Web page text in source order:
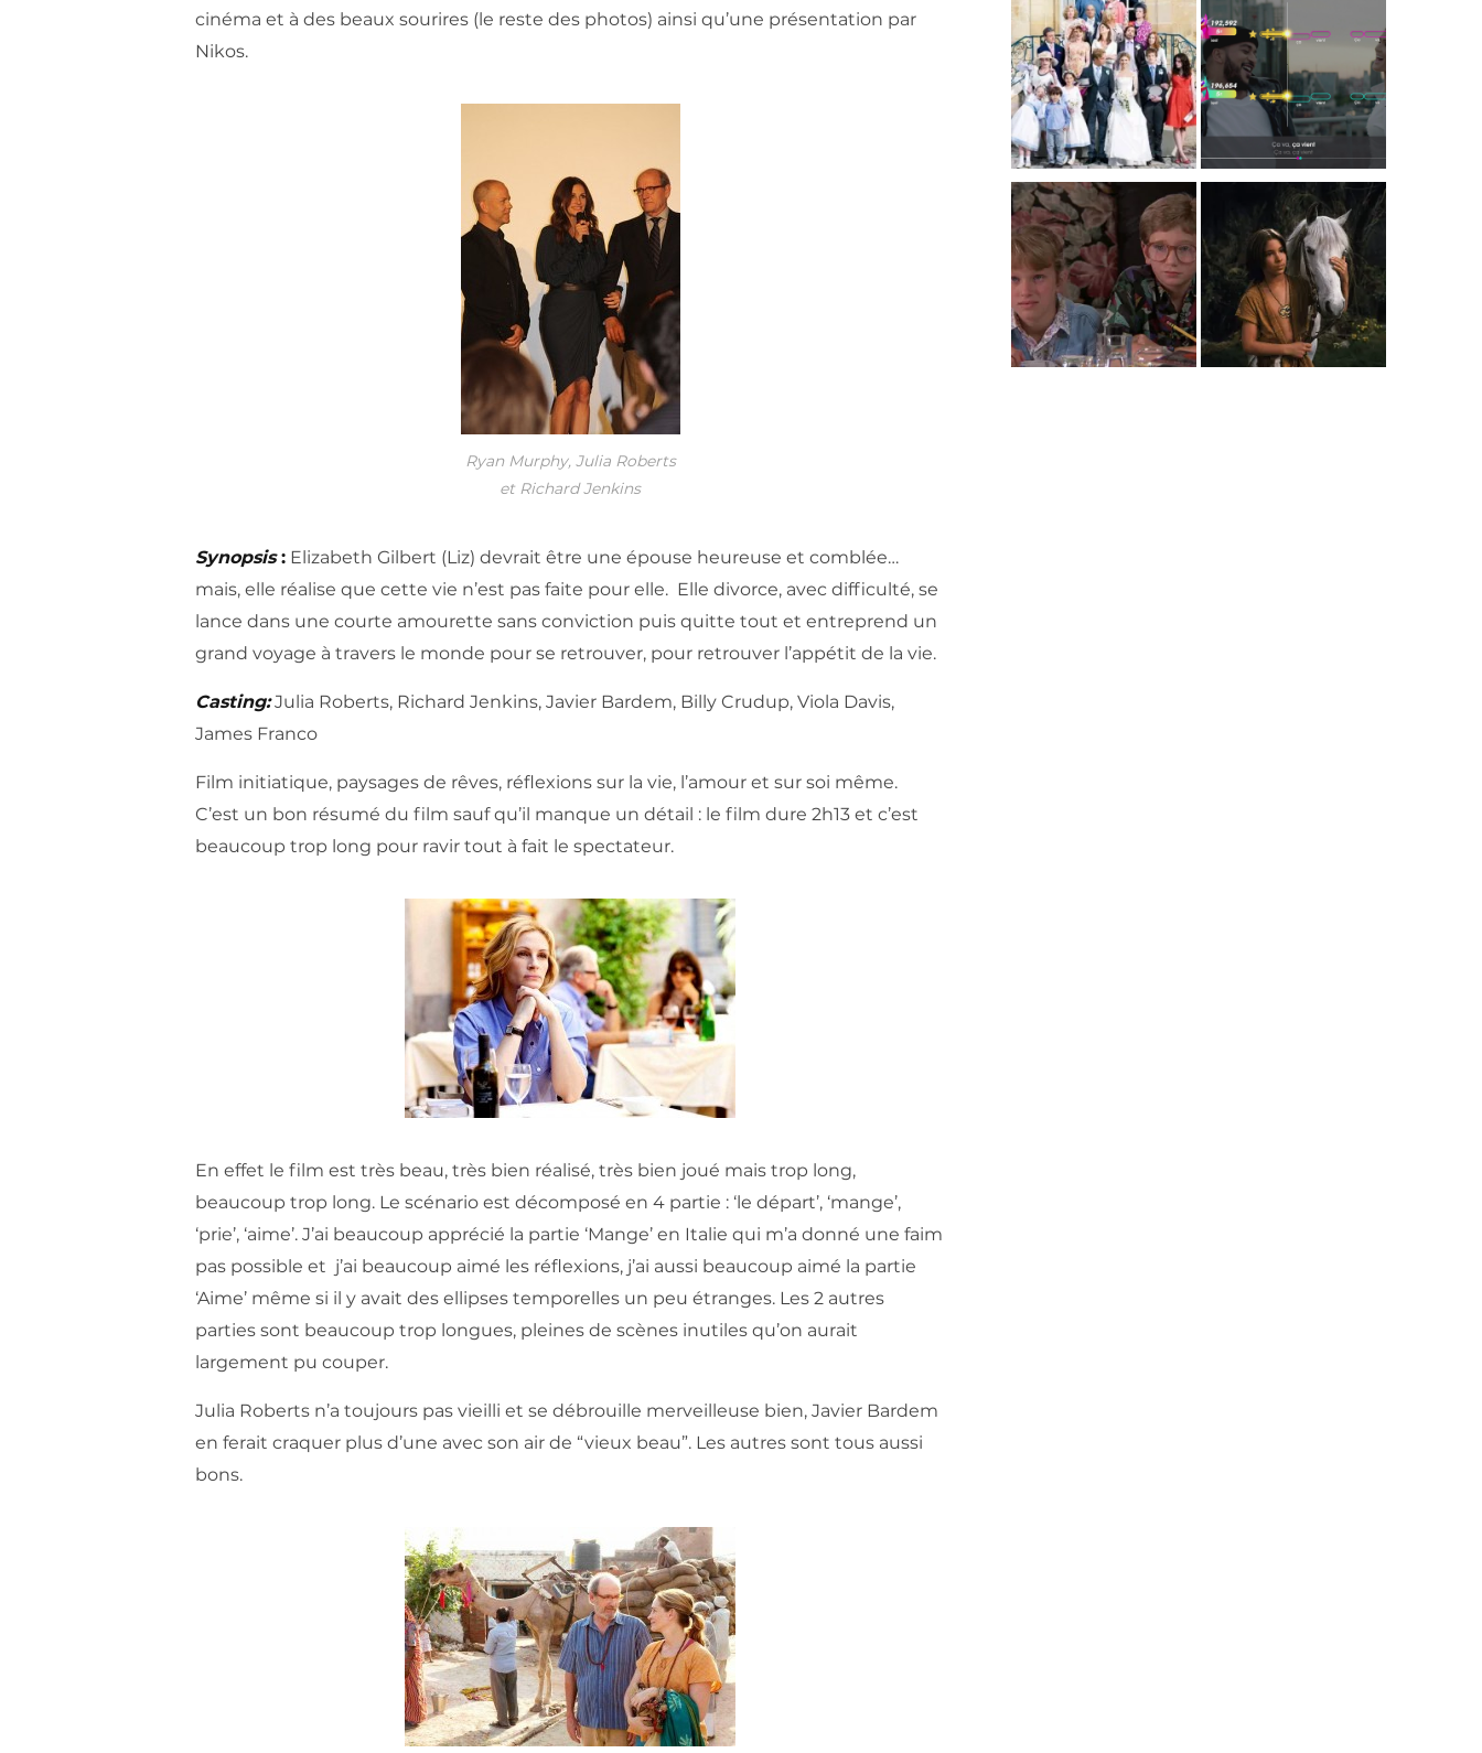
cinéma et à des beaux sourires (le reste des photos) ainsi qu’une présentation par
Nikos.
Ryan Murphy, Julia Roberts
et Richard Jenkins
Synopsis: Elizabeth Gilbert (Liz) devrait être une épouse heureuse et comblée…
mais, elle réalise que cette vie n’est pas faite pour elle. Elle divorce, avec difficulté, se
lance dans une courte amourette sans conviction puis quitte tout et entreprend un
grand voyage à travers le monde pour se retrouver, pour retrouver l’appétit de la vie.
Casting:Julia Roberts, Richard Jenkins, Javier Bardem, Billy Crudup, Viola Davis,
James Franco
Film initiatique, paysages de rêves, réflexions sur la vie, l’amour et sur soi même.
C’est un bon résumé du film sauf qu’il manque un détail : le film dure 2h13 et c’est
beaucoup trop long pour ravir tout à fait le spectateur.
En effet le film est très beau, très bien réalisé, très bien joué mais trop long,
beaucoup trop long. Le scénario est décomposé en 4 partie : ‘le départ’, ‘mange’,
‘prie’, ‘aime’. J’ai beaucoup apprécié la partie ‘Mange’ en Italie qui m’a donné une faim
pas possible et j’ai beaucoup aimé les réflexions, j’ai aussi beaucoup aimé la partie
‘Aime’ même si il y avait des ellipses temporelles un peu étranges. Les 2 autres
parties sont beaucoup trop longues, pleines de scènes inutiles qu’on aurait
largement pu couper.
Julia Roberts n’a toujours pas vieilli et se débrouille merveilleuse bien, Javier Bardem
en ferait craquer plus d’une avec son air de “vieux beau”. Les autres sont tous aussi
bons.